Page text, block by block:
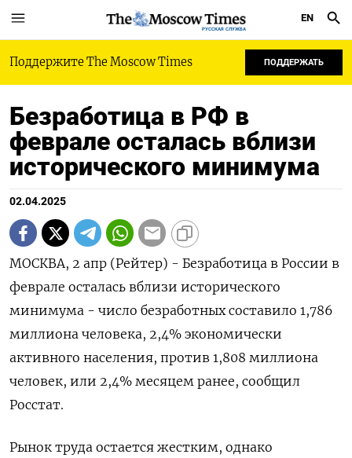
РУССКАЯ СЛУЖБА
EN
Поддержите The Moscow Times ПОДДЕРЖАТЬ
Безработица в РФ в
феврале осталась вблизи
исторического минимума
02.04.2025
МОСКВА, 2 апр (Рейтер) - Безработица в России в
феврале осталась вблизи исторического
минимума - число безработных составило 1,786
миллиона человека, 2,4% экономически
активного населения, против 1,808 миллиона
человек, или 2,4% месяцем ранее, сообщил
Росстат.
Рынок труда остается жестким, однако